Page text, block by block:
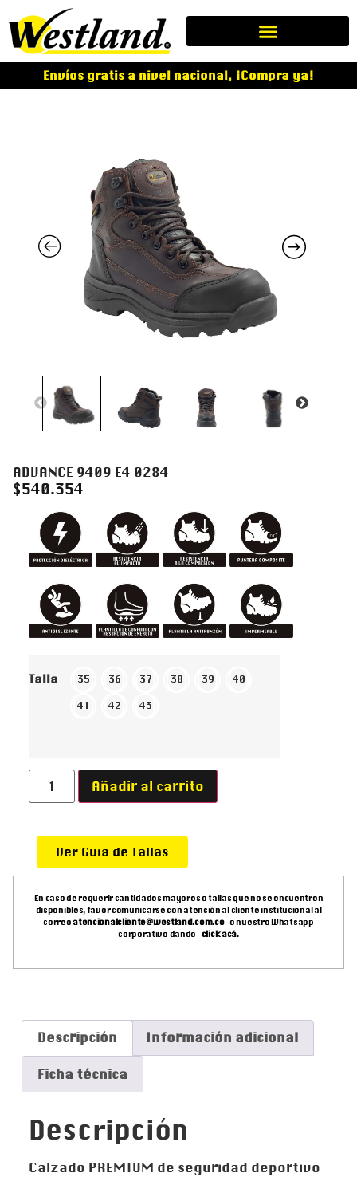
Envíos gratis a nivel nacional, ¡Compra ya!
ADVANCE 9409 E4 0284
$540.354
Talla 35 36 37 38 39 40
41 42 43
Añadir al carrito
Ver Guia de Tallas
En caso de requerir cantidades mayores o tallas que no se encuentren
disponibles, favor comunicarse con atención al cliente institucional al
correoatencionalcliente@westland.com.coo nuestro Whatsapp
corporativo dando click acá.
Descripción Información adicional
Ficha técnica
Descripción
Calzado PREMIUM de seguridad deportivo